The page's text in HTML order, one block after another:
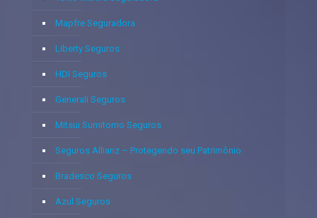
Mapfre Seguradora
Liberty Seguros
HDI Seguros
Generali Seguros
Mitsui Sumitomo Seguros
Seguros Allianz – Protegendo seu Patrimônio
Bradesco Seguros
Azul Seguros